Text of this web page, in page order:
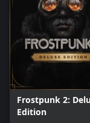
Frostpunk 2:
Edition